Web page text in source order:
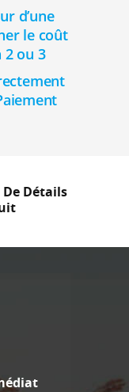
d’une
le coût
2 ou 3
Détails